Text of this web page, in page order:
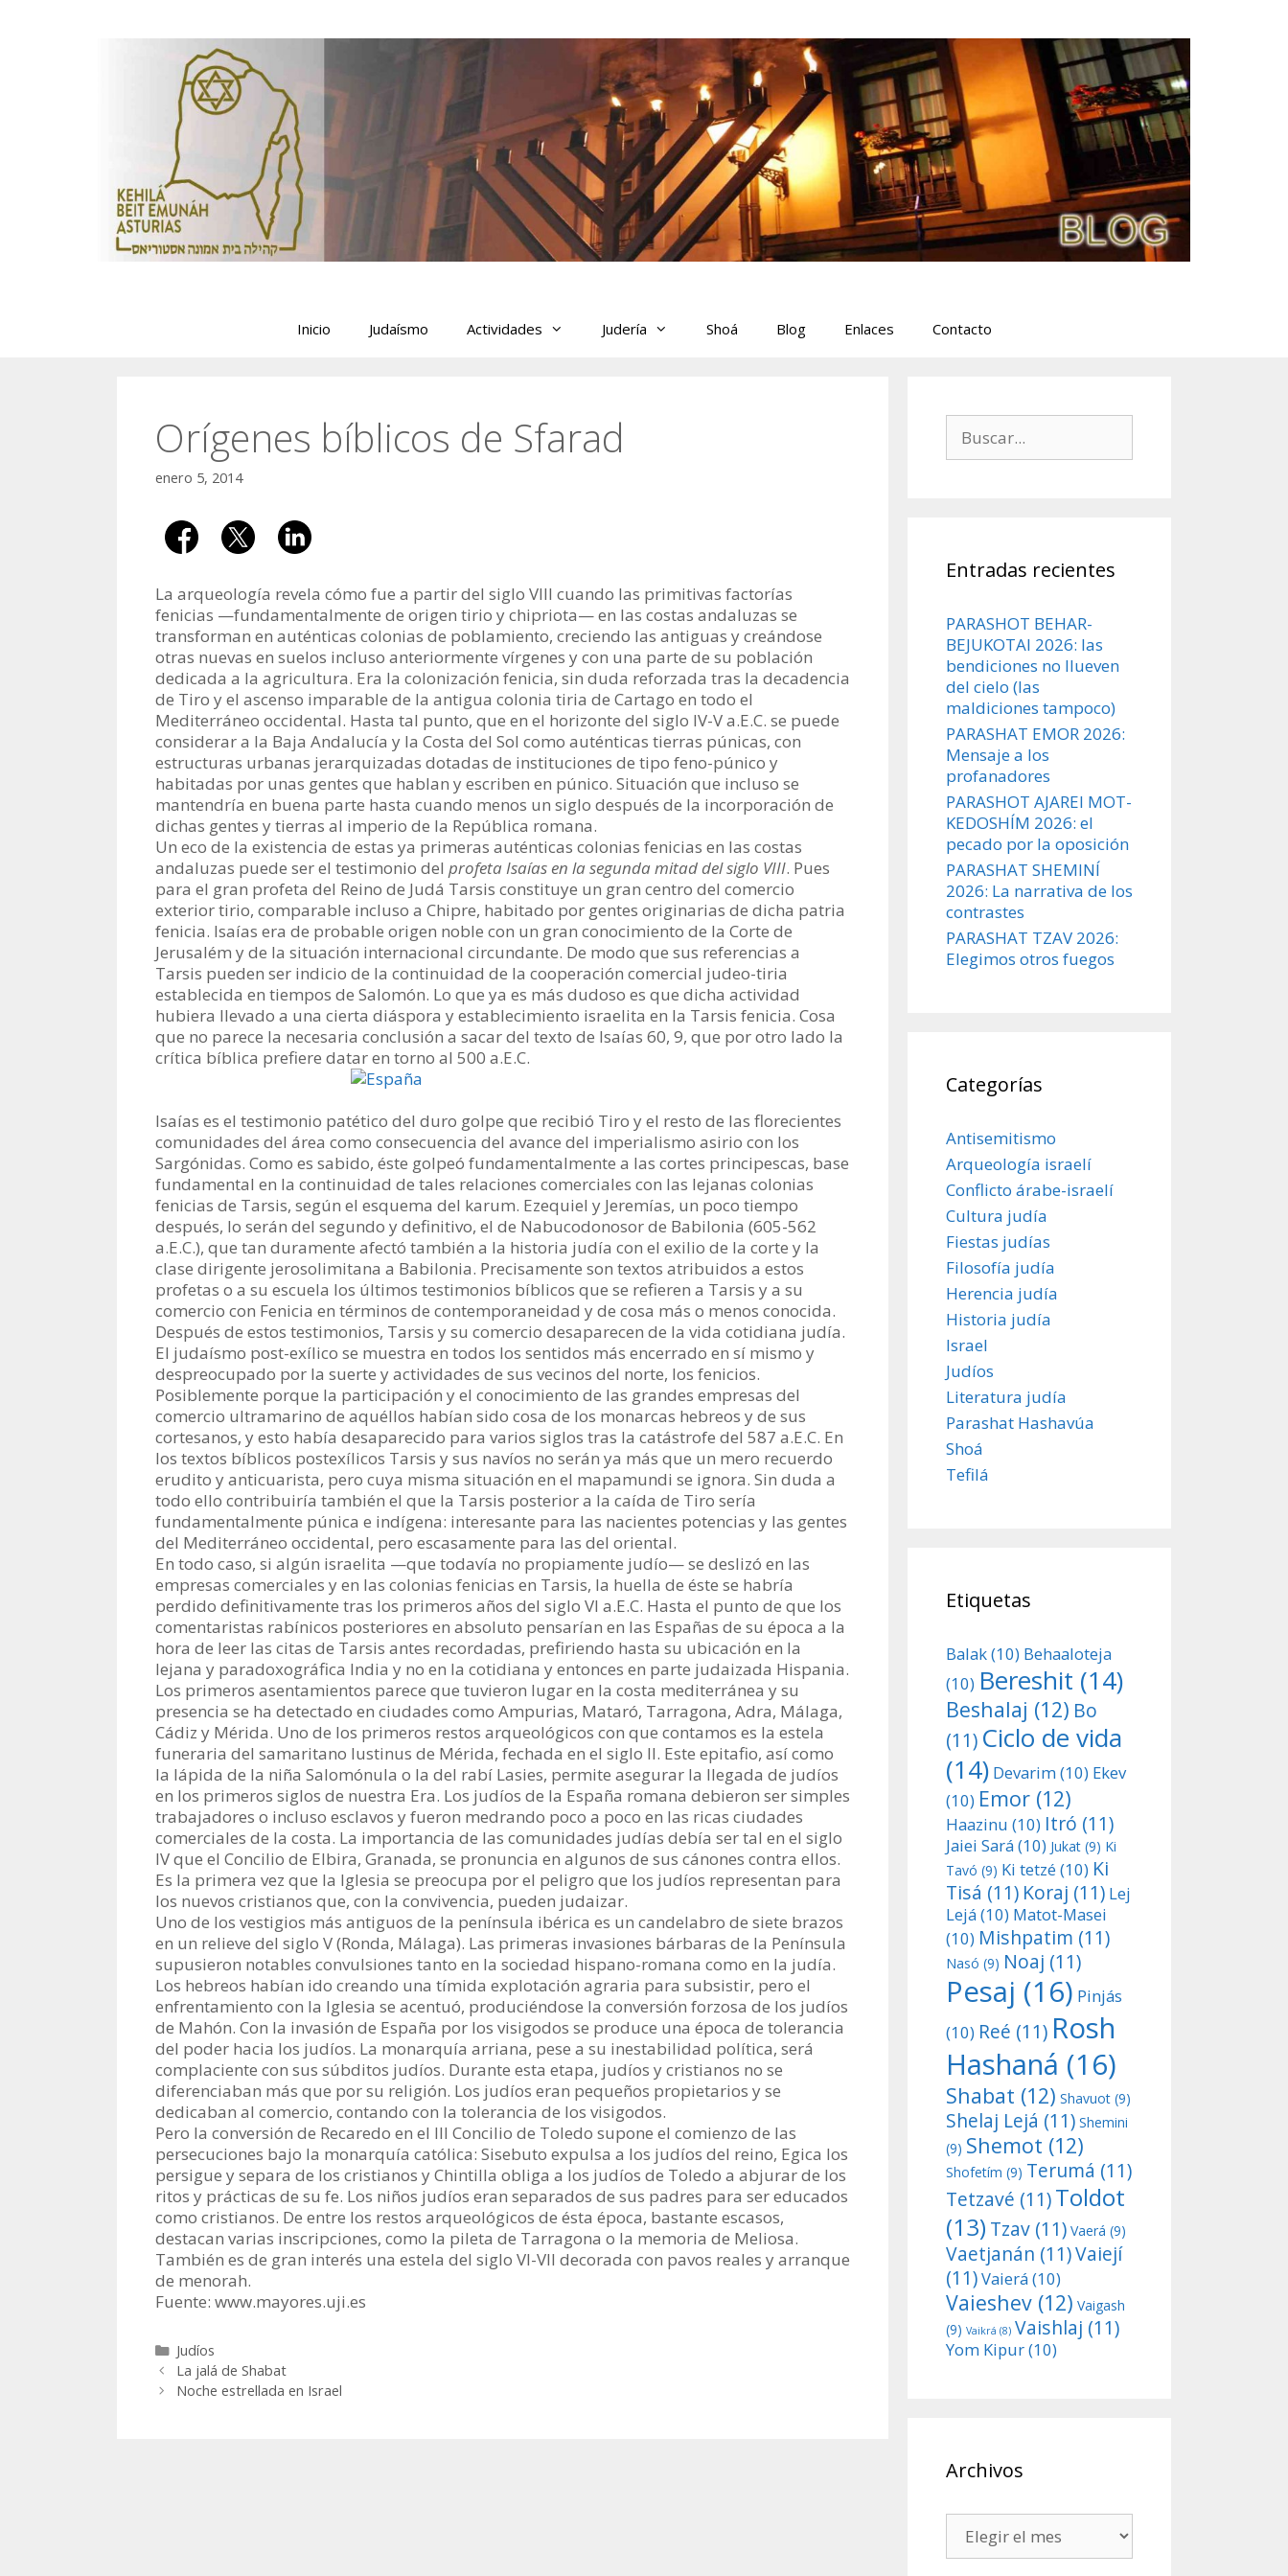
Inicio Judaísmo Actividades Judería Shoá Blog Enlaces Contacto
Orígenes bíblicos de Sfarad
enero 5, 2014
La arqueología revela cómo fue a partir del siglo VIII cuando las primitivas factorías
fenicias —fundamentalmente de origen tirio y chipriota— en las costas andaluzas se
transforman en auténticas colonias de poblamiento, creciendo las antiguas y creándose
otras nuevas en suelos incluso anteriormente vírgenes y con una parte de su población
dedicada a la agricultura. Era la colonización fenicia, sin duda reforzada tras la decadencia
de Tiro y el ascenso imparable de la antigua colonia tiria de Cartago en todo el
Mediterráneo occidental. Hasta tal punto, que en el horizonte del siglo IV-V a.E.C. se puede
considerar a la Baja Andalucía y la Costa del Sol como auténticas tierras púnicas, con
estructuras urbanas jerarquizadas dotadas de instituciones de tipo feno-púnico y
habitadas por unas gentes que hablan y escriben en púnico. Situación que incluso se
mantendría en buena parte hasta cuando menos un siglo después de la incorporación de
dichas gentes y tierras al imperio de la República romana.
Un eco de la existencia de estas ya primeras auténticas colonias fenicias en las costas
andaluzas puede ser el testimonio del profeta Isaías en la segunda mitad del siglo VIII. Pues
para el gran profeta del Reino de Judá Tarsis constituye un gran centro del comercio
exterior tirio, comparable incluso a Chipre, habitado por gentes originarias de dicha patria
fenicia. Isaías era de probable origen noble con un gran conocimiento de la Corte de
Jerusalém y de la situación internacional circundante. De modo que sus referencias a
Tarsis pueden ser indicio de la continuidad de la cooperación comercial judeo-tiria
establecida en tiempos de Salomón. Lo que ya es más dudoso es que dicha actividad
hubiera llevado a una cierta diáspora y establecimiento israelita en la Tarsis fenicia. Cosa
que no parece la necesaria conclusión a sacar del texto de Isaías 60, 9, que por otro lado la
crítica bíblica prefiere datar en torno al 500 a.E.C.
Isaías es el testimonio patético del duro golpe que recibió Tiro y el resto de las florecientes
comunidades del área como consecuencia del avance del imperialismo asirio con los
Sargónidas. Como es sabido, éste golpeó fundamentalmente a las cortes principescas, base
fundamental en la continuidad de tales relaciones comerciales con las lejanas colonias
fenicias de Tarsis, según el esquema del karum. Ezequiel y Jeremías, un poco tiempo
después, lo serán del segundo y definitivo, el de Nabucodonosor de Babilonia (605-562
a.E.C.), que tan duramente afectó también a la historia judía con el exilio de la corte y la
clase dirigente jerosolimitana a Babilonia. Precisamente son textos atribuidos a estos
profetas o a su escuela los últimos testimonios bíblicos que se refieren a Tarsis y a su
comercio con Fenicia en términos de contemporaneidad y de cosa más o menos conocida.
Después de estos testimonios, Tarsis y su comercio desaparecen de la vida cotidiana judía.
El judaísmo post-exílico se muestra en todos los sentidos más encerrado en sí mismo y
despreocupado por la suerte y actividades de sus vecinos del norte, los fenicios.
Posiblemente porque la participación y el conocimiento de las grandes empresas del
comercio ultramarino de aquéllos habían sido cosa de los monarcas hebreos y de sus
cortesanos, y esto había desaparecido para varios siglos tras la catástrofe del 587 a.E.C. En
los textos bíblicos postexílicos Tarsis y sus navíos no serán ya más que un mero recuerdo
erudito y anticuarista, pero cuya misma situación en el mapamundi se ignora. Sin duda a
todo ello contribuiría también el que la Tarsis posterior a la caída de Tiro sería
fundamentalmente púnica e indígena: interesante para las nacientes potencias y las gentes
del Mediterráneo occidental, pero escasamente para las del oriental.
En todo caso, si algún israelita —que todavía no propiamente judío— se deslizó en las
empresas comerciales y en las colonias fenicias en Tarsis, la huella de éste se habría
perdido definitivamente tras los primeros años del siglo VI a.E.C. Hasta el punto de que los
comentaristas rabínicos posteriores en absoluto pensarían en las Españas de su época a la
hora de leer las citas de Tarsis antes recordadas, prefiriendo hasta su ubicación en la
lejana y paradoxográfica India y no en la cotidiana y entonces en parte judaizada Hispania.
Los primeros asentamientos parece que tuvieron lugar en la costa mediterránea y su
presencia se ha detectado en ciudades como Ampurias, Mataró, Tarragona, Adra, Málaga,
Cádiz y Mérida. Uno de los primeros restos arqueológicos con que contamos es la estela
funeraria del samaritano Iustinus de Mérida, fechada en el siglo II. Este epitafio, así como
la lápida de la niña Salomónula o la del rabí Lasies, permite asegurar la llegada de judíos
en los primeros siglos de nuestra Era. Los judíos de la España romana debieron ser simples
trabajadores o incluso esclavos y fueron medrando poco a poco en las ricas ciudades
comerciales de la costa. La importancia de las comunidades judías debía ser tal en el siglo
IV que el Concilio de Elbira, Granada, se pronuncia en algunos de sus cánones contra ellos.
Es la primera vez que la Iglesia se preocupa por el peligro que los judíos representan para
los nuevos cristianos que, con la convivencia, pueden judaizar.
Uno de los vestigios más antiguos de la península ibérica es un candelabro de siete brazos
en un relieve del siglo V (Ronda, Málaga). Las primeras invasiones bárbaras de la Península
supusieron notables convulsiones tanto en la sociedad hispano-romana como en la judía.
Los hebreos habían ido creando una tímida explotación agraria para subsistir, pero el
enfrentamiento con la Iglesia se acentuó, produciéndose la conversión forzosa de los judíos
de Mahón. Con la invasión de España por los visigodos se produce una época de tolerancia
del poder hacia los judíos. La monarquía arriana, pese a su inestabilidad política, será
complaciente con sus súbditos judíos. Durante esta etapa, judíos y cristianos no se
diferenciaban más que por su religión. Los judíos eran pequeños propietarios y se
dedicaban al comercio, contando con la tolerancia de los visigodos.
Pero la conversión de Recaredo en el III Concilio de Toledo supone el comienzo de las
persecuciones bajo la monarquía católica: Sisebuto expulsa a los judíos del reino, Egica los
persigue y separa de los cristianos y Chintilla obliga a los judíos de Toledo a abjurar de los
ritos y prácticas de su fe. Los niños judíos eran separados de sus padres para ser educados
como cristianos. De entre los restos arqueológicos de ésta época, bastante escasos,
destacan varias inscripciones, como la pileta de Tarragona o la memoria de Meliosa.
También es de gran interés una estela del siglo VI-VII decorada con pavos reales y arranque
de menorah.
Fuente: www.mayores.uji.es
Categorías
Judíos
La jalá de Shabat
Noche estrellada en Israel
Entradas recientes
PARASHOT BEHAR-
BEJUKOTAI 2026: las
bendiciones no llueven
del cielo (las
maldiciones tampoco)
PARASHAT EMOR 2026:
Mensaje a los
profanadores
PARASHOT AJAREI MOT-
KEDOSHÍM 2026: el
pecado por la oposición
PARASHAT SHEMINÍ
2026: La narrativa de los
contrastes
PARASHAT TZAV 2026:
Elegimos otros fuegos
Categorías
Antisemitismo
Arqueología israelí
Conflicto árabe-israelí
Cultura judía
Fiestas judías
Filosofía judía
Herencia judía
Historia judía
Israel
Judíos
Literatura judía
Parashat Hashavúa
Shoá
Tefilá
Etiquetas
Balak(10) Behaaloteja
(10) Bereshit (14)
Beshalaj (12) Bo
(11) Ciclo de vida
(14) Devarim(10) Ekev
(10) Emor (12)
Haazinu (10) Itró (11)
Jaiei Sará(10) Jukat (9) Ki
Tavó (9) Ki tetzé(10) Ki
Tisá (11) Koraj (11) Lej
Lejá(10) Matot-Masei
(10) Mishpatim (11)
Nasó (9) Noaj (11)
Pesaj (16) Pinjás
(10) Reé (11) Rosh
Hashaná (16)
Shabat (12) Shavuot (9)
Shelaj Lejá (11) Shemini
(9) Shemot (12)
Shofetím (9) Terumá (11)
Tetzavé (11)Toldot
(13) Tzav (11) Vaerá (9)
Vaetjanán (11)Vaiejí
(11)Vaierá(10)
Vaieshev (12) Vaigash
(9) Vaikrá (8) Vaishlaj (11)
Yom Kipur(10)
Archivos